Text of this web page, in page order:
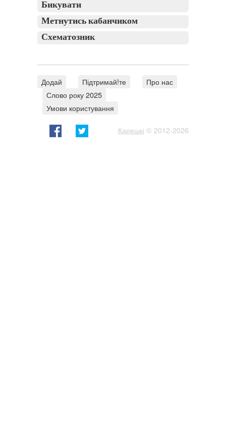
Бикувати
Метнутись кабанчиком
Схематозник
Додай Підтримай!те
Про нас
Слово року 2025
Умови користування
Карешкі © 2012-2026